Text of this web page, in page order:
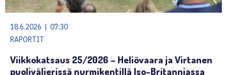
18.6.2026 | 07:30
RAPORTIT
Viikkokatsaus 25/2026 – Heliövaara ja Virtanen
puolivälierissä nurmikentillä Iso-Britanniassa